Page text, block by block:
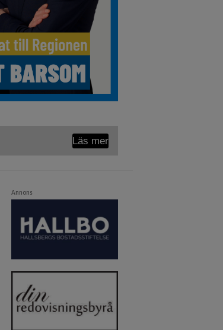
Läs mer
Annons